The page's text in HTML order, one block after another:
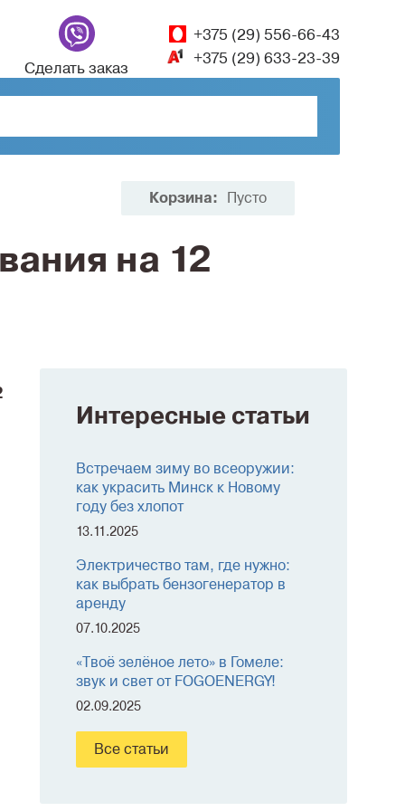
Сделать заказ
+375 (29) 556-66-43
+375 (29) 633-23-39
Корзина: Пусто
на 12
Интересные статьи
Встречаем зиму во всеоружии:
как украсить Минск к Новому
году без хлопот
13.11.2025
Электричество там, где нужно:
как выбрать бензогенератор в
аренду
07.10.2025
«Твоё зелёное лето» в Гомеле:
звук и свет от FOGOENERGY!
02.09.2025
Все статьи